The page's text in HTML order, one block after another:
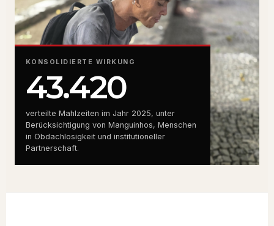
KONSOLIDIERTE WIRKUNG
43.420
verteilte Mahlzeiten im Jahr 2025, unter
Berücksichtigung von Manguinhos, Menschen
in Obdachlosigkeit und institutioneller
Partnerschaft.